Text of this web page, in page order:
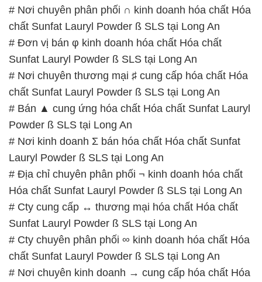
# Nơi chuyên phân phối ∩ kinh doanh hóa chất Hóa
chất Sunfat Lauryl Powder ß SLS tại Long An
# Đơn vị bán φ kinh doanh hóa chất Hóa chất
Sunfat Lauryl Powder ß SLS tại Long An
# Nơi chuyên thương mại ♯ cung cấp hóa chất Hóa
chất Sunfat Lauryl Powder ß SLS tại Long An
# Bán ▲ cung ứng hóa chất Hóa chất Sunfat Lauryl
Powder ß SLS tại Long An
# Nơi kinh doanh Σ bán hóa chất Hóa chất Sunfat
Lauryl Powder ß SLS tại Long An
# Địa chỉ chuyên phân phối ¬ kinh doanh hóa chất
Hóa chất Sunfat Lauryl Powder ß SLS tại Long An
# Cty cung cấp ↔ thương mại hóa chất Hóa chất
Sunfat Lauryl Powder ß SLS tại Long An
# Cty chuyên phân phối ∞ kinh doanh hóa chất Hóa
chất Sunfat Lauryl Powder ß SLS tại Long An
# Nơi chuyên kinh doanh → cung cấp hóa chất Hóa